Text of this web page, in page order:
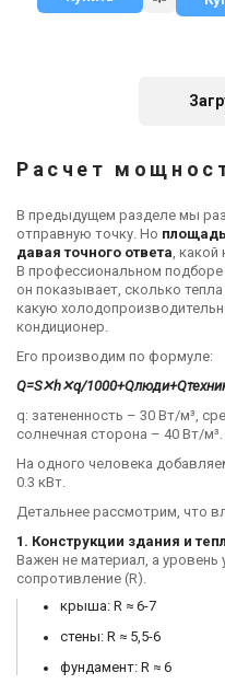
Китай
кондиционер Midea
Xtreme Save Eco AG
DC Inverter
Цена
17 850 грн
Купить
Китай
ORBIS
Цена
19 099
Акция
Япония
кондиционер
Classic Inverter
HR60VF/MUZ-
Цена
69 525 грн81 793
Купить
Расчет
В предыдущем разделе мы
отправную точку. Но
давая точного ответа ,
В профессиональном подборе
он показывает, сколько
какую
кондиционер.
Его производим по формуле:
Q=S✕h✕q/
q: затененность – 30 Вт/м³,
солнечная сторона – 40 Вт/м³.
На одного человека
0.3 кВт.
Детальнее рассмотрим, что
1. Конструкции здания и
Важен не материал, а уровень
сопротивление (R).
крыша: R ≈ 6-7
стены: R ≈ 5,5-6
фундамент: R ≈ 6